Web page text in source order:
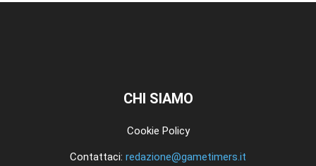
CHI SIAMO
Cookie Policy
Contattaci: redazione@gametimers.it